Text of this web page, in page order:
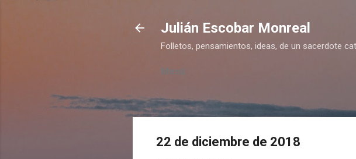
Julián Escobar Monreal
Folletos, pensamientos, ideas, de un sacerdote
Menú
22 de diciembre de 2018